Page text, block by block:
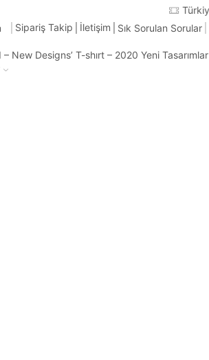
Sipariş Takip İletişim Sık Sorulan Sorular
– New Designs’ T-shırt – 2020 Yeni Tasarımlar